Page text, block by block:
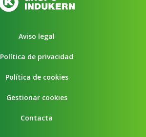
Aviso legal
Política de privacidad
Política de cookies
Gestionar cookies
Contacta